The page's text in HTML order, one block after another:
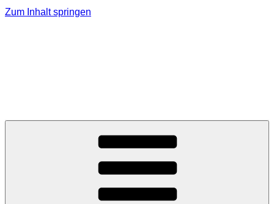
Zum Inhalt springen